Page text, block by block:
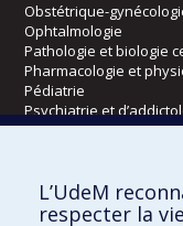
Obstétrique-
Ophtalmologie
Pathologie et biologie
Pharmacologie et
Pédiatrie
Psychiatrie et
Radiologie, radio-
Écoles
L’UdeM
respecter la